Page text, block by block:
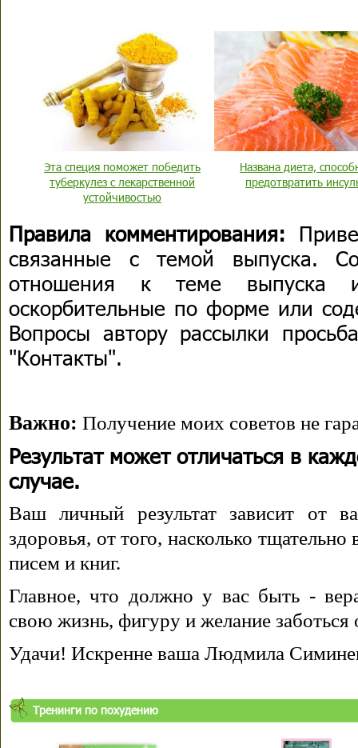
Эта специя поможет победить
туберкулез с лекарственной
устойчивостью
Названа диета,
предотвратить
Правила комментирования:
связанные с темой выпуска.
отношения к теме выпуска
оскорбительные по форме или
Вопросы автору рассылки
"Контакты".
Важно: Получение моих советов не
Результат может отличаться в
случае.
Ваш личный результат зависит от
здоровья, от того, насколько
писем и книг.
Главное, что должно у вас быть -
свою жизнь, фигуру и желание заботься
Удачи! Искренне ваша Людмила
Тренинги по похудению